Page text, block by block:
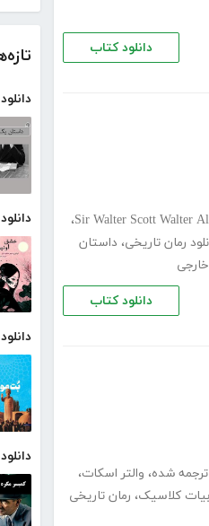
دانلود کتاب
Sir Walter Scott Walter،
رمان تاریخی، داستان
دانلود کتاب
ترجمه شده، والتر اسکات،
کلاسیک، رمان تاریخی